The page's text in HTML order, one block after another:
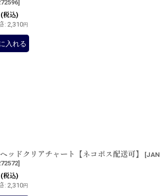
]
(税込)
: 2,310円
入れる
ッドクリアチャート【ネコポス配送可】 [JAN
]
(税込)
: 2,310円